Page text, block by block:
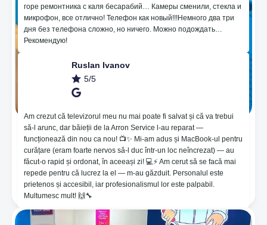
горе ремонтника с каля бесарабий… Камеры сменили, стекла и
микрофон, все отлично! Телефон как новый!!!Немного два три
дня без телефона сложно, но ничего. Можно подождать…
Рекомендую!
Ruslan Ivanov
5/5
Am crezut că televizorul meu nu mai poate fi salvat și că va trebui
să-l arunc, dar băieții de la Arron Service l-au reparat —
funcționează din nou ca nou! 📺✨ Mi-am adus și MacBook-ul pentru
curățare (eram foarte nervos să-l duc într-un loc neîncrezat) — au
făcut-o rapid și ordonat, în aceeași zi! 💻⚡️ Am cerut să se facă mai
repede pentru că lucrez la el — m-au găzduit. Personalul este
prietenos și accesibil, iar profesionalismul lor este palpabil.
Multumesc mult! 🙌🔧
🔥Нанесение пленки для защиты на основе
гидрогеля, который помогает от неровностей и
восстанавливает царапины 🤪. 😱Мы
предоставляем гарантию 365 дней! ⚙️Noi мы
берем на себя ответственность за качество
предоставляемых нами услуг!